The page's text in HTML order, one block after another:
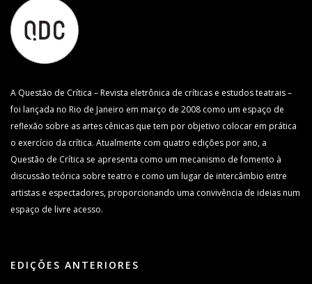
A Questão de Crítica – Revista eletrônica de críticas e estudos teatrais –
foi lançada no Rio de Janeiro em março de 2008 como um espaço de
reflexão sobre as artes cênicas que tem por objetivo colocar em prática
o exercício da crítica. Atualmente com quatro edições por ano, a
Questão de Crítica se apresenta como um mecanismo de fomento à
discussão teórica sobre teatro e como um lugar de intercâmbio entre
artistas e espectadores, proporcionando uma convivência de ideias num
espaço de livre acesso.
EDIÇÕES ANTERIORES